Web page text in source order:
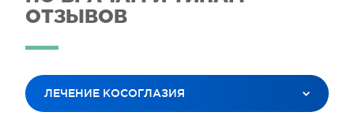
ОТЗЫВОВ
ЛЕЧЕНИЕ КОСОГЛАЗИЯ